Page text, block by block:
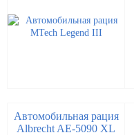
Автомобильная рация
Albrecht AE-5090 XL